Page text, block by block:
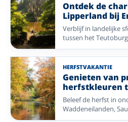
Ontdek de
Lipperland bij
Lippischer Hof
Verblijf in landelijke
tussen het
Weserbergland. Een
fietsen en uitstapjes
HERFSTVAKANTIE
Genieten van
herfstkleuren
alles-
Beleef de herfst in
Waddeneilanden,
Betuwe en